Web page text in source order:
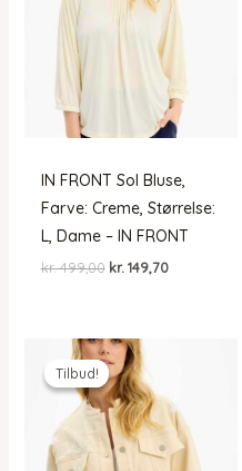
IN FRONT Sol Bluse,
Farve: Creme, Størrelse:
L, Dame – IN FRONT
kr.499,00 Den
kr. 499,00.
kr. 149,70Den
Tilbud!
Tilbud!